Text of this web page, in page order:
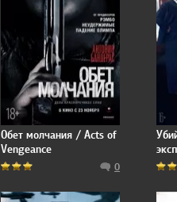
Обет молчания / Acts of
Vengeance
0
the